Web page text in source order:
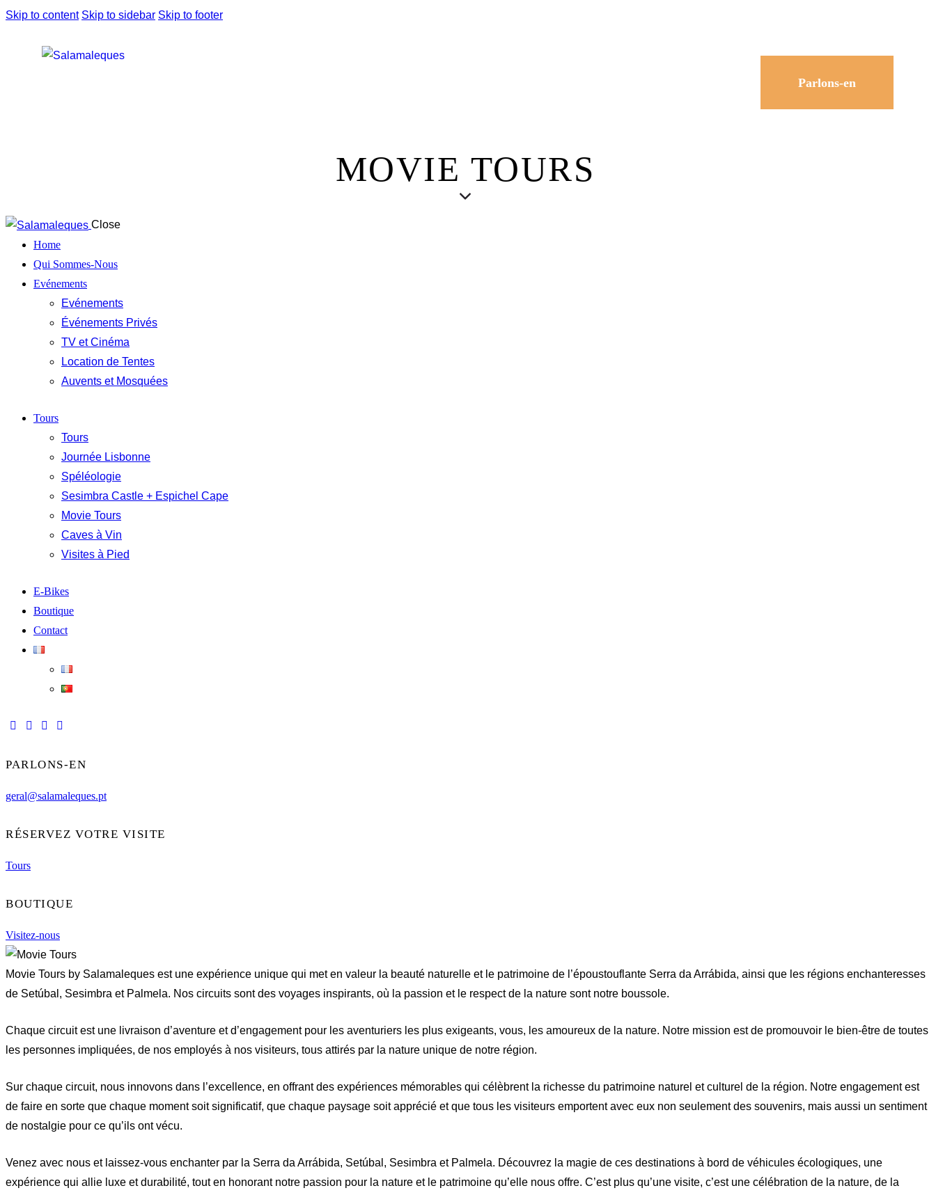
Skip to content Skip to sidebar Skip to footer
Parlons-en
MOVIE TOURS
Close
Home
Qui Sommes-Nous
Evénements
Evénements
Événements Privés
TV et Cinéma
Location de Tentes
Auvents et Mosquées
Tours
Tours
Journée Lisbonne
Spéléologie
Sesimbra Castle + Espichel Cape
Movie Tours
Caves à Vin
Visites à Pied
E-Bikes
Boutique
Contact
PARLONS-EN
geral@salamaleques.pt
RÉSERVEZ VOTRE VISITE
Tours
BOUTIQUE
Visitez-nous
Movie Tours by Salamaleques est une expérience unique qui met en valeur la beauté naturelle et le patrimoine de l’époustouflante Serra da Arrábida, ainsi que les régions enchanteresses
de Setúbal, Sesimbra et Palmela. Nos circuits sont des voyages inspirants, où la passion et le respect de la nature sont notre boussole.
Chaque circuit est une livraison d’aventure et d’engagement pour les aventuriers les plus exigeants, vous, les amoureux de la nature. Notre mission est de promouvoir le bien-être de toutes
les personnes impliquées, de nos employés à nos visiteurs, tous attirés par la nature unique de notre région.
Sur chaque circuit, nous innovons dans l’excellence, en offrant des expériences mémorables qui célèbrent la richesse du patrimoine naturel et culturel de la région. Notre engagement est
de faire en sorte que chaque moment soit significatif, que chaque paysage soit apprécié et que tous les visiteurs emportent avec eux non seulement des souvenirs, mais aussi un sentiment
de nostalgie pour ce qu’ils ont vécu.
Venez avec nous et laissez-vous enchanter par la Serra da Arrábida, Setúbal, Sesimbra et Palmela. Découvrez la magie de ces destinations à bord de véhicules écologiques, une
expérience qui allie luxe et durabilité, tout en honorant notre passion pour la nature et le patrimoine qu’elle nous offre. C’est plus qu’une visite, c’est une célébration de la nature, de la